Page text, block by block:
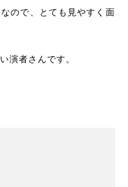
ので、とても見やすく面
演者さんです。